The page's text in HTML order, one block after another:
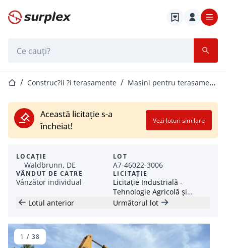
Pagina de start
Pagina de start
Construc?ii ?i terasamente Masini pentru terasamente
Această licitație s-a
încheiat!
Vezi loturi similare
LOCAȚIE
Waldbrunn, DE
VÂNDUT DE CATRE
Vânzător individual
LOT
A7-46022-3006
LICITAȚIE
Licitație Industrială -
Tehnologie Agricolă și
Utilaje pentru Mutarea
Lotul anterior Următorul lot
1 / 38